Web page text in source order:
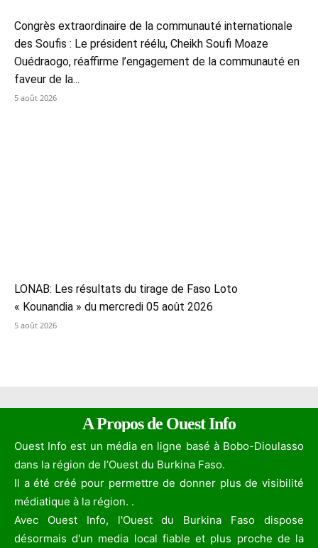
Congrès extraordinaire de la communauté internationale
des Soufis : Le président réélu, Cheikh Soufi Moaze
Ouédraogo, réaffirme l’engagement de la communauté en
faveur de la...
5 août 2026
LONAB: Les résultats du tirage de Faso Loto
« Kounandia » du mercredi 05 août 2026
5 août 2026
A Propos de Ouest Info
Ouest Info est un média en ligne basé à Bobo-Dioulasso
dans la région de l’Ouest du Burkina Faso.
Il a été créé pour permettre de donner plus de visibilité
médiatique à la région. .
Avec Ouest Info, l'Ouest du Burkina Faso dispose
désormais d'un media local fiable et plus proche de la